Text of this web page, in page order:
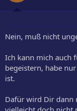
Nein, muß nicht
Ich kann mich auch
begeistern, habe
ist.
Dafür wird Dir dann